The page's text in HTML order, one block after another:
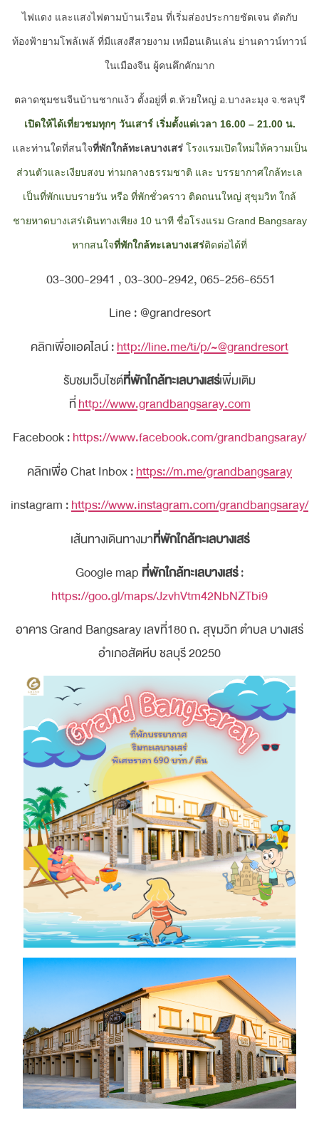
ไฟแดง และแสงไฟตามบ้านเรือน ที่เริ่มส่องประกายชัดเจน ตัดกับ
ท้องฟ้ายามโพล้เพล้ ที่มีแสงสีสวยงาม เหมือนเดินเล่น ย่านดาวน์ทาวน์
ในเมืองจีน ผู้คนคึกคักมาก
ตลาดชุมชนจีนบ้านชากแง้ว ตั้งอยู่ที่ ต.ห้วยใหญ่ อ.บางละมุง จ.ชลบุรี
เปิดให้ได้เที่ยวชมทุกๆ วันเสาร์ เริ่มตั้งแต่เวลา 16.00 – 21.00 น.
เเละท่านใดที่สนใจที่พักใกล้ทะเลบางเสร่ โรงแรมเปิดใหม่ให้ความเป็น
ส่วนตัวและเงียบสงบ ท่ามกลางธรรมชาติ และ บรรยากาศใกล้ทะเล
เป็นที่พักแบบรายวัน หรือ ที่พักชั่วคราว ติดถนนใหญ่ สุขุมวิท ใกล้
ชายหาดบางเสร่เดินทางเพียง 10นาที ชื่อโรงแรม Grand Bangsaray
หากสนใจที่พักใกล้ทะเลบางเสร่ติดต่อได้ที่
03-300-2941 , 03-300-2942, 065-256-6551
Line : @grandresort
คลิกเพื่อแอดไลน์ :http://line.me/ti/p/~@grandresort
รับชมเว็บไซต์ที่พักใกล้ทะเลบางเสร่เพิ่มเติม
ที่http://www.grandbangsaray.com
Facebook :https://www.facebook.com/grandbangsaray/
คลิกเพื่อ Chat Inbox :https://m.me/grandbangsaray
instagram :https://www.instagram.com/grandbangsaray/
เส้นทางเดินทางมาที่พักใกล้ทะเลบางเสร่
Google mapที่พักใกล้ทะเลบางเสร่:
https://goo.gl/maps/JzvhVtm42NbNZTbi9
อาคาร Grand Bangsaray เลขที่180 ถ. สุขุมวิท ตำบล บางเสร่
อำเภอสัตหีบ ชลบุรี 20250